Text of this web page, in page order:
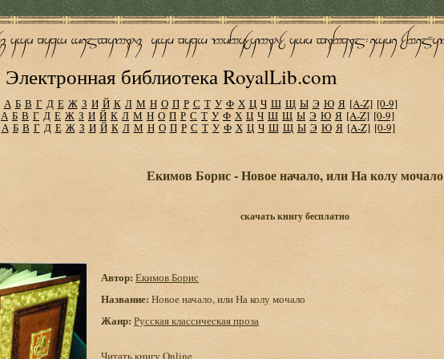
Электронная библиотека RoyalLib.com
А Б В Г Д Е Ж З И Й К Л М Н О П Р С Т У Ф Х Ц Ч Ш Щ Ы Э Ю Я [A-Z] [0-9]
А Б В Г Д Е Ж З И Й К Л М Н О П Р С Т У Ф Х Ц Ч Ш Щ Ы Э Ю Я [A-Z] [0-9]
А Б В Г Д Е Ж З И Й К Л М Н О П Р С Т У Ф Х Ц Ч Ш Щ Ы Э Ю Я [A-Z] [0-9]
Екимов Борис - Новое начало, или На колу мочало
скачать книгу бесплатно
Автор: Екимов Борис
Название: Новое начало, или На колу мочало
Жанр: Русская классическая проза
Читать книгу Online